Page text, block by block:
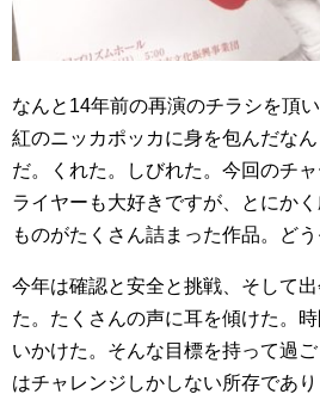
なんと14年前の再演のチラシを頂
紅のニッカポッカに身を包んだな
だ。くれた。しびれた。今回のチ
ライヤーも大好きですが、とにか
ものがたくさん詰まった作品。ど
今年は確認と安全と挑戦、そして
た。たくさんの声に耳を傾けた。
いかけた。そんな目標を持って過
はチャレンジしかしない所存であり